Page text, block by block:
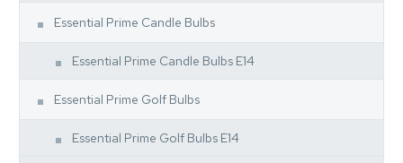
Essential Prime Candle Bulbs
Essential Prime Candle Bulbs E14
Essential Prime Golf Bulbs
Essential Prime Golf Bulbs E14